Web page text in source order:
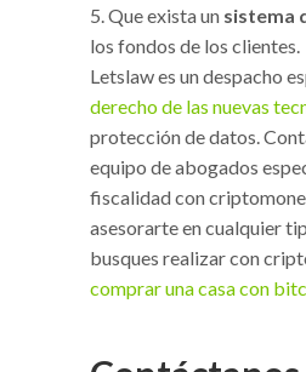
Que exista un sistema
los fondos de los clientes.
Letslaw es un despacho
derecho de las nuevas
protección de datos.
equipo de abogados
fiscalidad con
asesorarte en cualquier
busques realizar con
comprar una casa con